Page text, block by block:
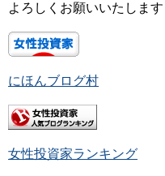
よろしくお願いいたし
にほんブログ村
女性投資家ランキング